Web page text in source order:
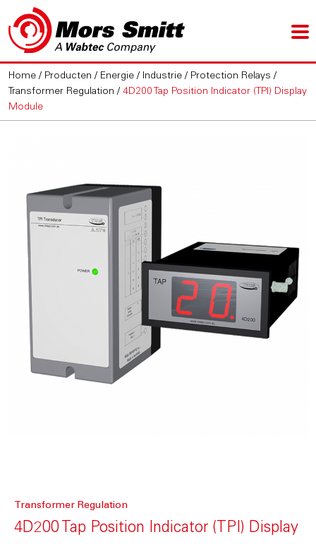
Home / Producten / Energie / Industrie / Protection Relays /
Transformer Regulation /4D200 Tap Position Indicator (TPI) Display
Module
Transformer Regulation
4D200 Tap Position Indicator (TPI) Display